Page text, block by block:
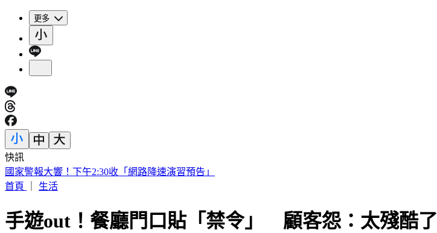
更多
快訊
《花蓮好FUN》YOYO家族互動秀 每週六日花蓮鯉魚潭演出
首頁
生活
手遊out！餐廳門口貼「禁令」 顧客怨：太殘酷了